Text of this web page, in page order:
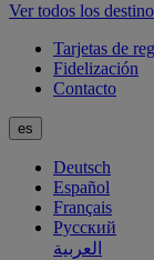
Ver todos los
Tarjetas de
Fidelización
Contacto
es
Deutsch
Español
Français
Русский
العربية